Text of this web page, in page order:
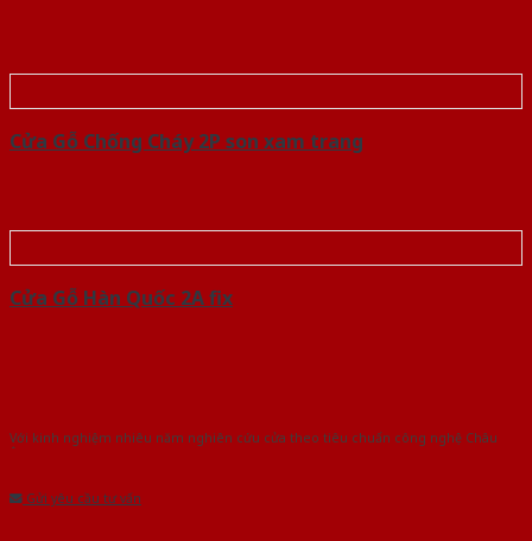
Cửa Gỗ Chống Cháy 2P son xam trang
Cửa Gỗ Hàn Quốc 2A fix
Với kinh nghiệm nhiêu năm nghiên cứu cửa theo tiêu chuẩn công nghệ Châu
Âu.Chúng tôi tự tin là nhà sản xuất & cung cấp hàng đầu tại Việt Nam!
Gửi yêu cầu tư vấn